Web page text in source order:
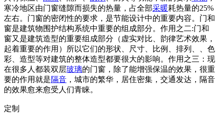
寒冷地区由门窗缝隙而损失的热量，占全部采暖耗热量的25%
左右。门窗的密闭性的要求，是节能设计中的重要内容。门和
窗是建筑物围护结构系统中重要的组成部分。作用之二:门和
窗又是建筑造型的重要组成部分（虚实对比、韵律艺术效果，
起着重要的作用）所以它们的形状、尺寸、比例、排列、、色
彩、造型等对建筑的整体造型都要很大的影响。作用之三：现
在很多人都装双层玻璃的门窗，除了能增强保温的效果，很重
要的作用就是隔音 ，城市的繁华，居住密集，交通发达，隔音
的效果愈来愈受人们青睐。
定制